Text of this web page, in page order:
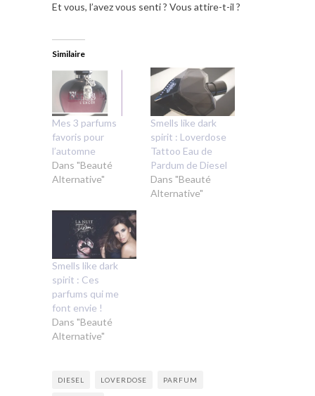
Et vous, l’avez vous senti ? Vous attire-t-il ?
Similaire
Mes 3 parfums
favoris pour
l’automne
Dans "Beauté
Alternative"
Smells like dark
spirit : Loverdose
Tattoo Eau de
Pardum de Diesel
Dans "Beauté
Alternative"
Smells like dark
spirit : Ces
parfums qui me
font envie !
Dans "Beauté
Alternative"
DIESEL LOVERDOSE PARFUM